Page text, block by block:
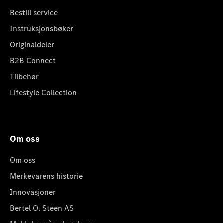
Bestill service
Instruksjonsbøker
Originaldeler
B2B Connect
Tilbehør
Lifestyle Collection
Om oss
Om oss
Merkevarens historie
Innovasjoner
Bertel O. Steen AS